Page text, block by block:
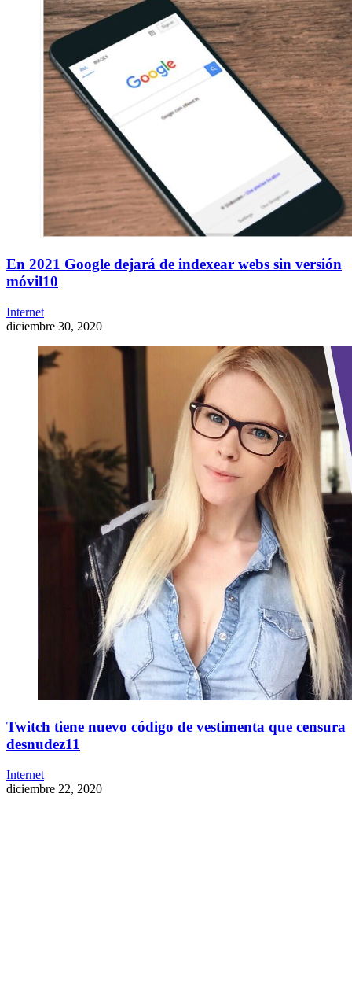
En 2021 Google dejará de indexear webs sin versión
móvil10
Internet
diciembre 30, 2020
Twitch tiene nuevo código de vestimenta que censura
desnudez11
Internet
diciembre 22, 2020